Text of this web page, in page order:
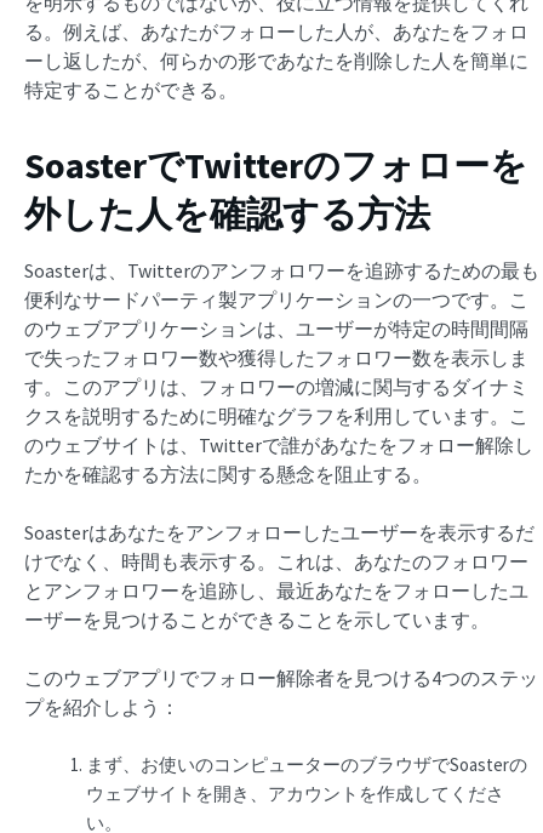
る。例えば、あなたがフォローした人が、あなたをフォロ
ーし返したが、何らかの形であなたを削除した人を簡単に
特定することができる。
SoasterでTwitterのフォローを
外した人を確認する方法
Soasterは、Twitterのアンフォロワーを追跡するための最も
便利なサードパーティ製アプリケーションの一つです。こ
のウェブアプリケーションは、ユーザーが特定の時間間隔
で失ったフォロワー数や獲得したフォロワー数を表示しま
す。このアプリは、フォロワーの増減に関与するダイナミ
クスを説明するために明確なグラフを利用しています。こ
のウェブサイトは、Twitterで誰があなたをフォロー解除し
たかを確認する方法に関する懸念を阻止する。
Soasterはあなたをアンフォローしたユーザーを表示するだ
けでなく、時間も表示する。これは、あなたのフォロワー
とアンフォロワーを追跡し、最近あなたをフォローしたユ
ーザーを見つけることができることを示しています。
このウェブアプリでフォロー解除者を見つける4つのステッ
プを紹介しよう：
まず、お使いのコンピューターのブラウザでSoasterの
ウェブサイトを開き、アカウントを作成してくださ
い。